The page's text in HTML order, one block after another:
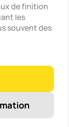
de finition
les
souvent des